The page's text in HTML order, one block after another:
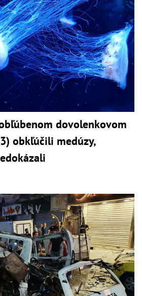
dovolenkovom
obkľúčili medúzy,